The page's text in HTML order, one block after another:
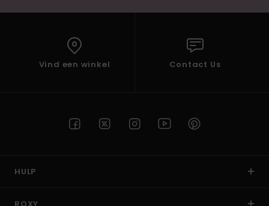
Vind een winkel Contact Us
HULP